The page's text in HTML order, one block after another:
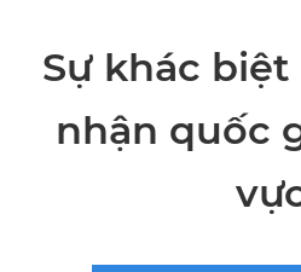
Sự khác
nhận quốc